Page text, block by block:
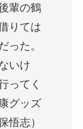
輩の鶴
りては
った。
いけ
ってく
グッズ
悟志）